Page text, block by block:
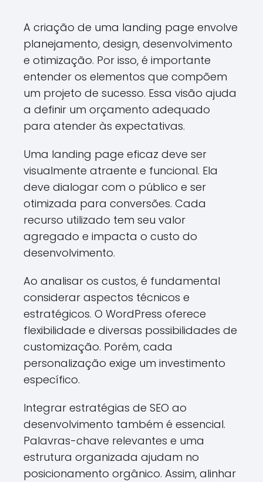
A criação de uma landing page envolve
planejamento, design, desenvolvimento
e otimização. Por isso, é importante
entender os elementos que compõem
um projeto de sucesso. Essa visão ajuda
a definir um orçamento adequado
para atender às expectativas.
Uma landing page eficaz deve ser
visualmente atraente e funcional. Ela
deve dialogar com o público e ser
otimizada para conversões. Cada
recurso utilizado tem seu valor
agregado e impacta o custo do
desenvolvimento.
Ao analisar os custos, é fundamental
considerar aspectos técnicos e
estratégicos. O WordPress oferece
flexibilidade e diversas possibilidades de
customização. Porém, cada
personalização exige um investimento
específico.
Integrar estratégias de SEO ao
desenvolvimento também é essencial.
Palavras-chave relevantes e uma
estrutura organizada ajudam no
posicionamento orgânico. Assim, alinhar